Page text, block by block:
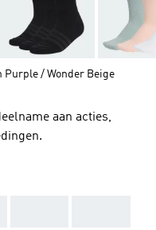
Purple / Wonder Beige
aan acties,